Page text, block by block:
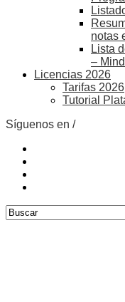
notas
Lista
–
Licencias 2026
Tarifas 2026
Tutorial
Síguenos en /